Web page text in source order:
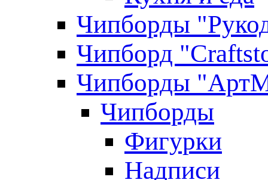
Чипборды
Чипборд
Чипборды
Чипборды
Фигурки
Надписи